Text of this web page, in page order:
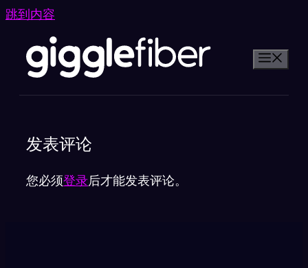
跳到内容
发表评论
您必须登录后才能发表评论。